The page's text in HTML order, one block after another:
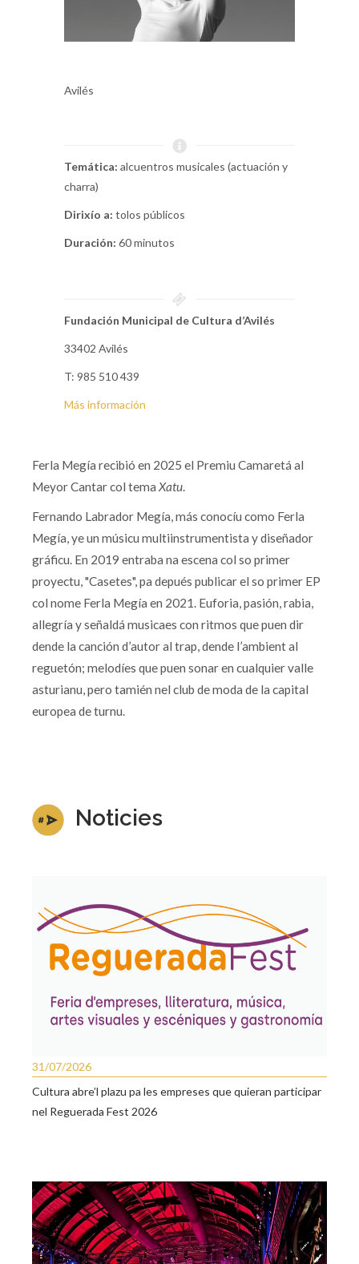
Avilés
Temática: alcuentros musicales (actuación y
charra)
Dirixío a: tolos públicos
Duración: 60 minutos
Fundación Municipal de Cultura d’Avilés
33402 Avilés
T: 985 510 439
Más información
Ferla Megía recibió en 2025 el Premiu Camaretá al
Meyor Cantar col tema Xatu.
Fernando Labrador Megía, más conocíu como Ferla
Megía, ye un músicu multiinstrumentista y diseñador
gráficu. En 2019 entraba na escena col so primer
proyectu, "Casetes", pa depués publicar el so primer EP
col nome Ferla Megía en 2021. Euforia, pasión, rabia,
allegría y señaldá musicaes con ritmos que puen dir
dende la canción d’autor al trap, dende l’ambient al
reguetón; melodíes que puen sonar en cualquier valle
asturianu, pero tamién nel club de moda de la capital
europea de turnu.
Noticies
31/07/2026
Cultura abre’l plazu pa les empreses que quieran participar
nel Reguerada Fest 2026